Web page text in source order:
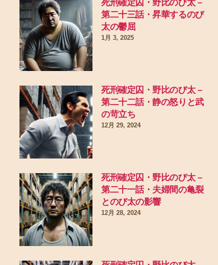
死刑確定囚・野比のび太 –
第二十三話・昇華するのび
太の鬱屈
1月 3, 2025
死刑確定囚・野比のび太 –
第二十二話・静の怒りと武
の苛立ち
12月 29, 2024
死刑確定囚・野比のび太 –
第二十一話・夫婦間の亀裂
とのび太の影響
12月 28, 2024